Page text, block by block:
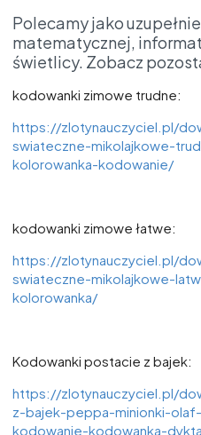
Polecamy jako
matematycznej,
świetlicy. Zobacz
kodowanki zimowe trudne:
https://zlotynauczyciel.pl/
swiateczne-mikolajkowe-
kolorowanka-kodowanie/
kodowanki zimowe łatwe:
https://zlotynauczyciel.pl/
swiateczne-mikolajkowe-
kolorowanka/
Kodowanki postacie z bajek:
https://zlotynauczyciel.pl/
z-bajek-peppa-minionki-
kodowanie-kodowanka-